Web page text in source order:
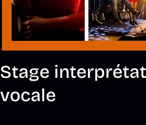
Stage
vocale